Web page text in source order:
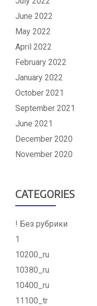
June 2022
May 2022
April 2022
February 2022
January 2022
October 2021
September 2021
June 2021
December 2020
November 2020
CATEGORIES
! Без рубрики
1
10200_ru
10380_ru
10400_ru
11100_tr